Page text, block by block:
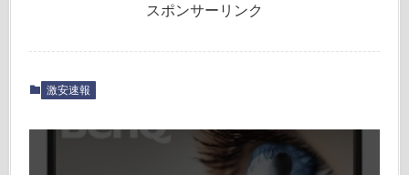
スポンサーリンク
激安速報